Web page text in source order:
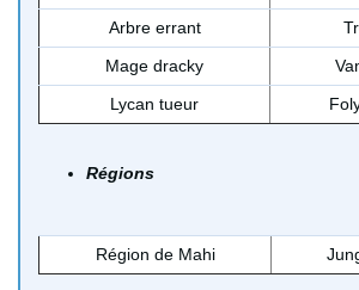
Arbre errant
Mage dracky
Lycan tueur
Régions
Région de Mahi